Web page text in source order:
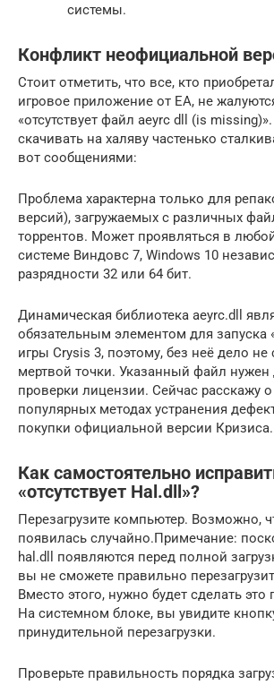
системы.
Конфликт неофициальной
Стоит отметить, что все, кто
игровое приложение от EA, не
«отсутствует файл aeyrc dll (is
скачивать на халяву частенько
вот сообщениями:
Проблема характерна только для
версий), загружаемых с различных
торрентов. Может проявляться в
системе Виндовс 7, Windows 10
разрядности 32 или 64 бит.
Динамическая библиотека aeyrc.dll
обязательным элементом для запуска
игры Crysis 3, поэтому, без неё дело не
мертвой точки. Указанный файл нужен
проверки лицензии. Сейчас расскажу
популярных методах устранения
покупки официальной версии Кризиса.
Как самостоятельно
«отсутствует Hal.dll»?
Перезагрузите компьютер. Возможно,
появилась случайно.Примечание:
hal.dll появляются перед полной
вы не сможете правильно
Вместо этого, нужно будет сделать это
На системном блоке, вы увидите
принудительной перезагрузки.
Проверьте правильность порядка